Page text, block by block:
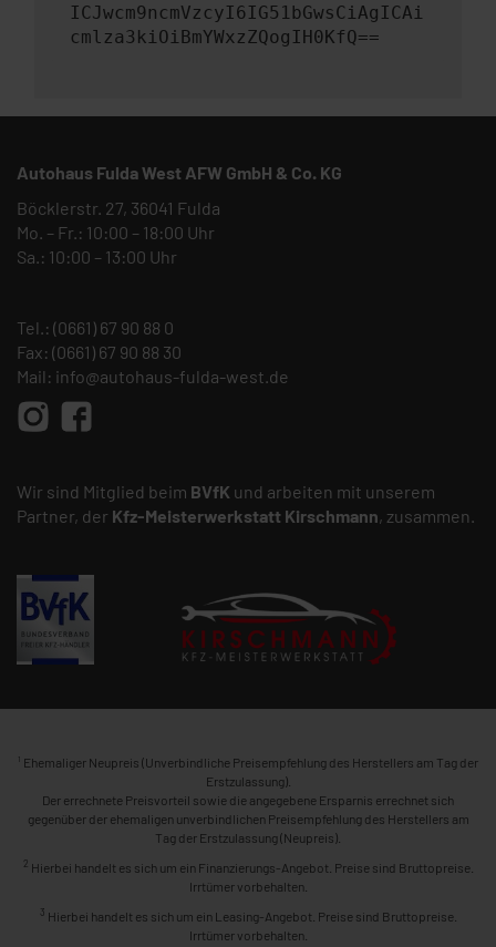
ICJwcm9ncmVzcyI6IG51bGwsCiAgICAi
cmlza3kiOiBmYWxzZQogIH0KfQ==
Autohaus Fulda West AFW GmbH & Co. KG
Böcklerstr. 27, 36041 Fulda
Mo. – Fr.: 10:00 – 18:00 Uhr
Sa.: 10:00 – 13:00 Uhr
Tel.: (0661) 67 90 88 0
Fax: (0661) 67 90 88 30
Mail: info@autohaus-fulda-west.de
Wir sind Mitglied beim BVfK und arbeiten mit unserem
Partner, der Kfz-Meisterwerkstatt Kirschmann, zusammen.
1 Ehemaliger Neupreis (Unverbindliche Preisempfehlung des Herstellers am Tag der
Erstzulassung).
Der errechnete Preisvorteil sowie die angegebene Ersparnis errechnet sich
gegenüber der ehemaligen unverbindlichen Preisempfehlung des Herstellers am
Tag der Erstzulassung (Neupreis).
2 Hierbei handelt es sich um ein Finanzierungs-Angebot. Preise sind Bruttopreise.
Irrtümer vorbehalten.
3 Hierbei handelt es sich um ein Leasing-Angebot. Preise sind Bruttopreise.
Irrtümer vorbehalten.